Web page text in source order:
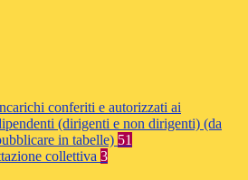
conferiti e autorizzati ai
(dirigenti e non dirigenti) (da
in tabelle) 51
collettiva 3